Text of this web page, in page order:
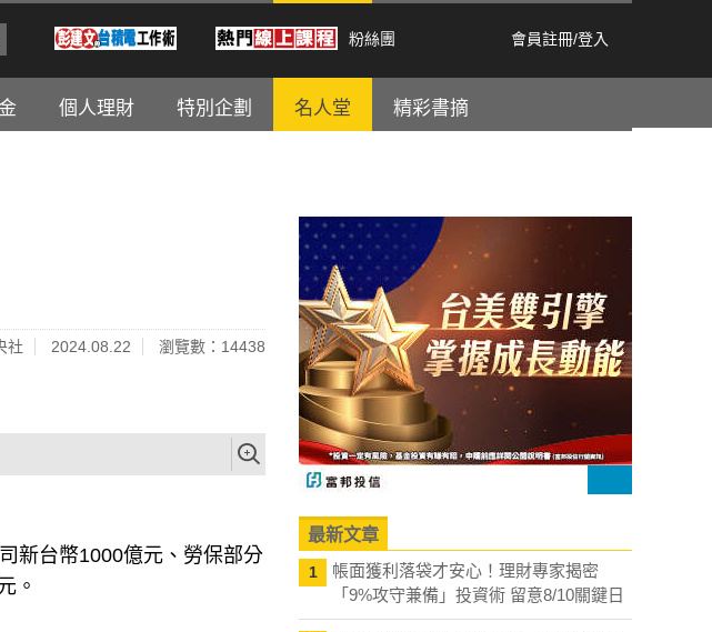
粉絲團 會員註冊/登入
個人理財 特別企劃 名人堂 精彩書摘
社 2024.08.22 瀏覽數：14438
新台幣1000億元、勞保部分
。
最新文章
1
帳面獲利落袋才安心！理財專家揭密
「9%攻守兼備」投資術 留意8/10關鍵日